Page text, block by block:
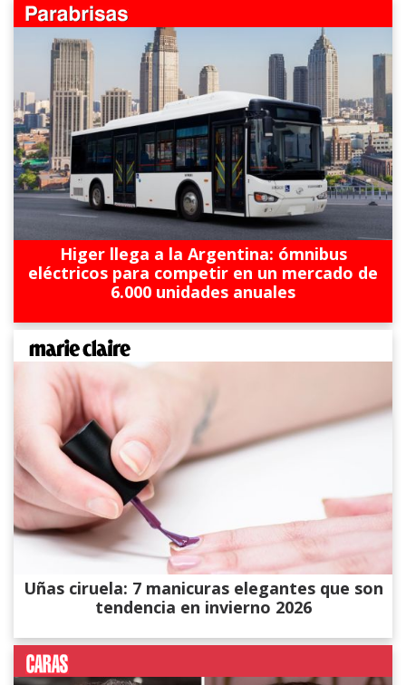
Higer llega a la Argentina: ómnibus
eléctricos para competir en un mercado de
6.000 unidades anuales
Uñas ciruela: 7 manicuras elegantes que son
tendencia en invierno 2026